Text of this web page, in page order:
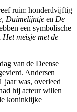
ruim honderdvijftig
, Duimelijntje en De
een symbolische
Het meisje met de
van de Deense
Andersen
jaar was, overleed
hij acteur willen
koninklijke